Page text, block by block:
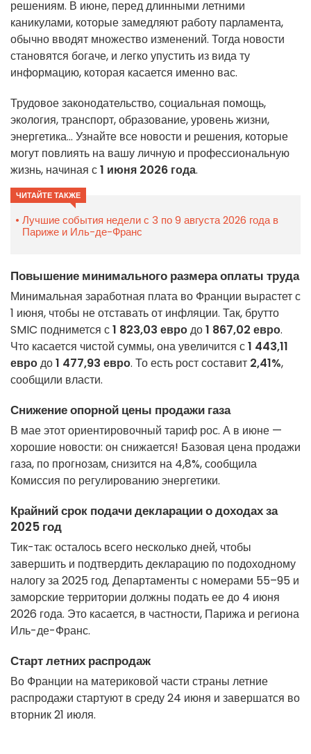
решениям. В июне, перед длинными летними
каникулами, которые замедляют работу парламента,
обычно вводят множество изменений. Тогда новости
становятся богаче, и легко упустить из вида ту
информацию, которая касается именно вас.
Трудовое законодательство, социальная помощь,
экология, транспорт, образование, уровень жизни,
энергетика... Узнайте все новости и решения, которые
могут повлиять на вашу личную и профессиональную
жизнь, начиная с1 июня 2026 года.
ЧИТАЙТЕ ТАКЖЕ
Лучшие события недели с 3 по 9 августа 2026 года в
Париже и Иль-де-Франс
Повышение минимального размера оплаты труда
Минимальная заработная плата во Франции вырастет с
1 июня, чтобы не отставать от инфляции. Так, брутто
SMIC поднимется с1 823,03 евродо1 867,02 евро.
Что касается чистой суммы, она увеличится с1 443,11
евродо1 477,93 евро. То есть рост составит 2,41%,
сообщили власти.
Снижение опорной цены продажи газа
В мае этот ориентировочный тариф рос. А в июне —
хорошие новости: он снижается! Базовая цена продажи
газа, по прогнозам, снизится на 4,8%, сообщила
Комиссия по регулированию энергетики.
Крайний срок подачи декларации о доходах за
2025 год
Тик-так: осталось всего несколько дней, чтобы
завершить и подтвердить декларацию по подоходному
налогу за 2025 год. Департаменты с номерами 55–95 и
заморские территории должны подать ее до 4 июня
2026 года. Это касается, в частности, Парижа и региона
Иль-де-Франс.
Старт летних распродаж
Во Франции на материковой части страны летние
распродажи стартуют в среду 24 июня и завершатся во
вторник 21 июля.